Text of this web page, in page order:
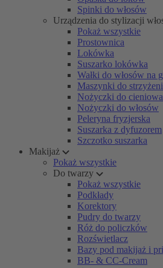
Spinki do włosów
Urządzenia do stylizacji
Pokaż wszystkie
Prostownica
Lokówka
Suszarko lokówka
Wałki do włosów na
Maszynki do
Nożyczki do
Nożyczki do włosów
Peleryna fryzjerska
Suszarka z dyfuzorem
Szczotko suszarka
Makijaż
Pokaż wszystkie
Do twarzy
Pokaż wszystkie
Podkłady
Korektory
Pudry do twarzy
Róż do policzków
Rozświetlacz
Bazy pod makijaż i
BB- & CC-Cream